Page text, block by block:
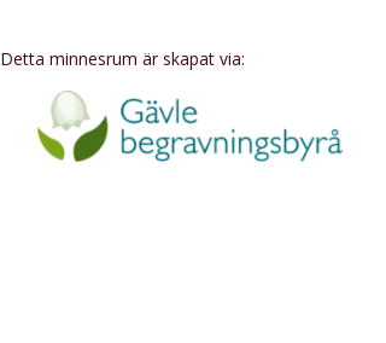
fredag 16 augusti kl 15.00.
Detta minnesrum är skapat via: